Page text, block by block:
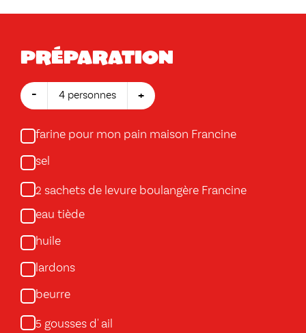
Préparation
- 4 personnes +
farine pour mon pain maison Francine
sel
2 sachets de levure boulangère Francine
eau tiède
huile
lardons
beurre
5 gousses d' ail